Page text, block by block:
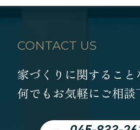
CONTACT US
家づくりに関すること
何でもお気軽にご相談